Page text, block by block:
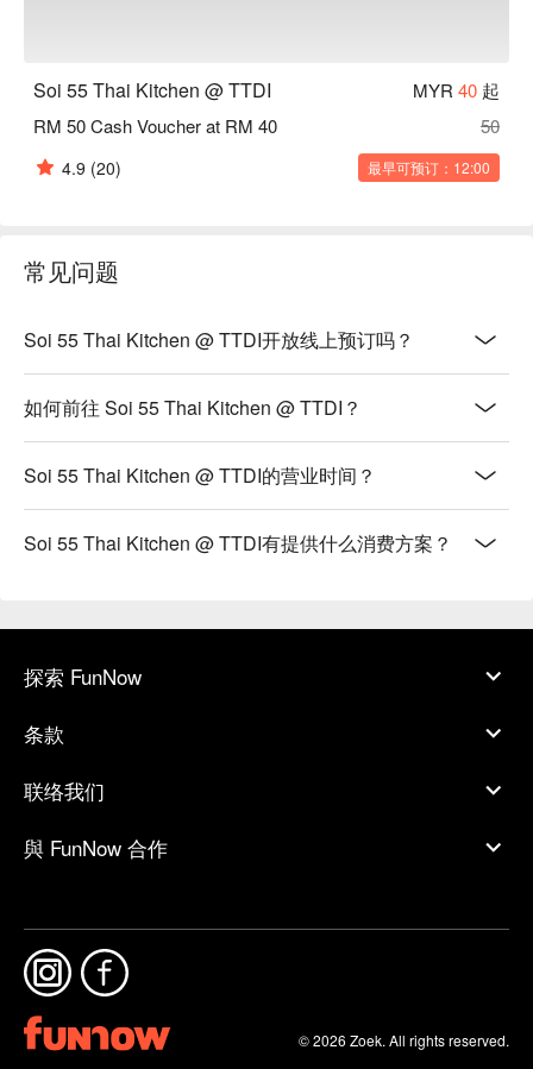
・Pandan Chicken | 以香料腌制的多汁鸡腿肉，用清香的香兰
叶包裹后酥炸而成，口感绝佳。
🥤 招牌饮品
・Lemongrass Juice | 清凉芬芳的香草饮品，最适合用来平衡
菜肴的辛辣感。
⭐ Google 评分：4.9 分（来自 661 则评论）
相伴下畅聊欢聚。
Soi 55 Thai Kitchen @ TTDI MYR 40 起
RM 50 Cash Voucher at RM 40
50
4.9 (20) 最早可预订：12:00
常见问题
Soi 55 Thai Kitchen @ TTDI开放线上预订吗？
如何前往 Soi 55 Thai Kitchen @ TTDI？
Soi 55 Thai Kitchen @ TTDI的营业时间？
Soi 55 Thai Kitchen @ TTDI有提供什么消费方案？
探索 FunNow
条款
联络我们
與 FunNow 合作
© 2026 Zoek. All rights reserved.